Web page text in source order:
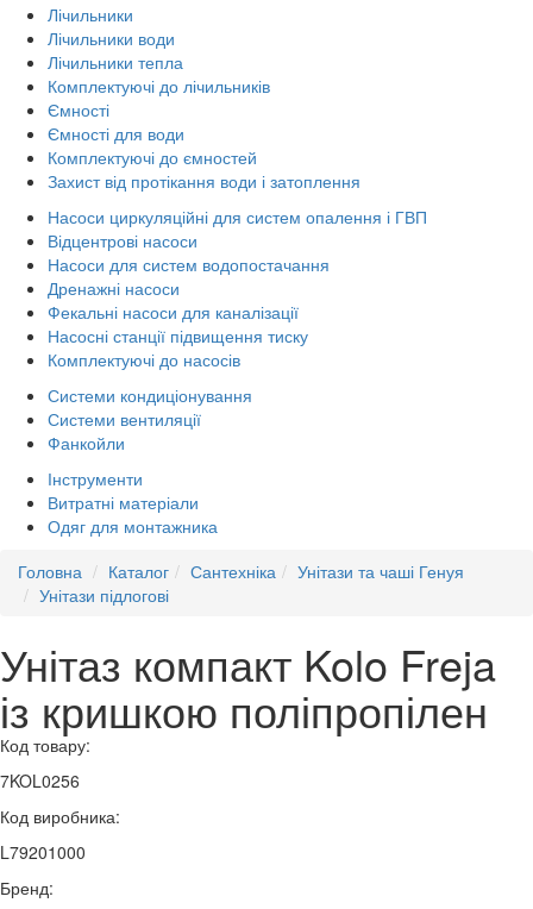
Лічильники
Лічильники води
Лічильники тепла
Комплектуючі до лічильників
Ємності
Ємності для води
Комплектуючі до ємностей
Захист від протікання води і затоплення
Насоси циркуляційні для систем опалення і ГВП
Відцентрові насоси
Насоси для систем водопостачання
Дренажні насоси
Фекальні насоси для каналізації
Насосні станції підвищення тиску
Комплектуючі до насосів
Системи кондиціонування
Системи вентиляції
Фанкойли
Інструменти
Витратні матеріали
Одяг для монтажника
Головна
Каталог Сантехніка
Унітази та чаші Генуя
Унітази підлогові
Унітаз компакт Kolo Freja
із кришкою поліпропілен
Код товару:
7KOL0256
Код виробника:
L79201000
Бренд: